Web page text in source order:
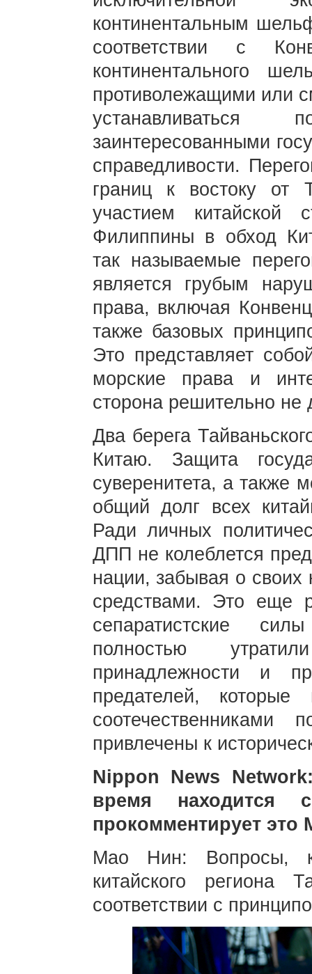
континентальным
соответствии с
континентального
противолежащими или
заинтересованными
справедливости.
границ к востоку от
участием
Филиппины в обход
так называемые
является грубым
права, включая
также базовых
Это представляет
морские права и
сторона решительно не
Два берега
Китаю. Защита
суверенитета, а также
общий долг всех
Ради личных
ДПП не колеблется
нации, забывая о своих
средствами. Это еще
сепаратистские
полностью
принадлежности и
предателей, которые
привлечены к
Nippon News
время
прокомментирует
Мао Нин: Вопросы,
китайского региона
соответствии с